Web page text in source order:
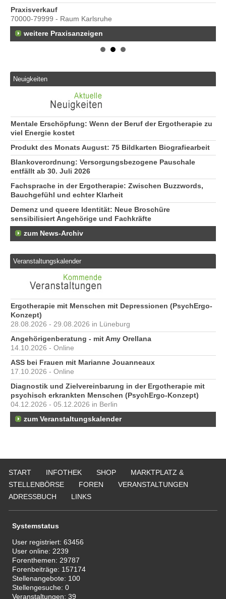
Praxisverkauf
70000-79999 - Raum Karlsruhe
weitere Praxisanzeigen
Neuigkeiten
Mentale Erschöpfung: Wenn der Beruf der Ergotherapie zu
viel Energie kostet
Produkt des Monats August: 75 Bildkarten Biografiearbeit
Blankoverordnung: Versorgungsbezogene Pauschale
entfällt ab 30. Juli 2026
Fachsprache in der Ergotherapie: Zwischen Buzzwords,
Bauchgefühl und echter Klarheit
Demenz und queere Identität: Neue Broschüre
sensibilisiert Angehörige und Fachkräfte
zum News-Archiv
Veranstaltungskalender
Ergotherapie mit Menschen mit Depressionen (PsychErgo-
Konzept)
28.08.2026 - 29.08.2026 in Lüneburg
Angehörigenberatung - mit Amy Orellana
14.10.2026 - Online
ASS bei Frauen mit Marianne Jouanneaux
17.10.2026 - Online
Diagnostik und Zielvereinbarung in der Ergotherapie mit
psychisch erkrankten Menschen (PsychErgo-Konzept)
04.12.2026 - 05.12.2026 in Berlin
zum Veranstaltungskalender
START INFOTHEK SHOP
MARKTPLATZ &
STELLENBÖRSE
FOREN
VERANSTALTUNGEN
ADRESSBUCH
LINKS
Systemstatus
User registriert:63456
User online: 2239
Forenthemen: 29787
Forenbeiträge: 157174
Stellenangebote: 100
Stellengesuche:0
Veranstaltungen:39